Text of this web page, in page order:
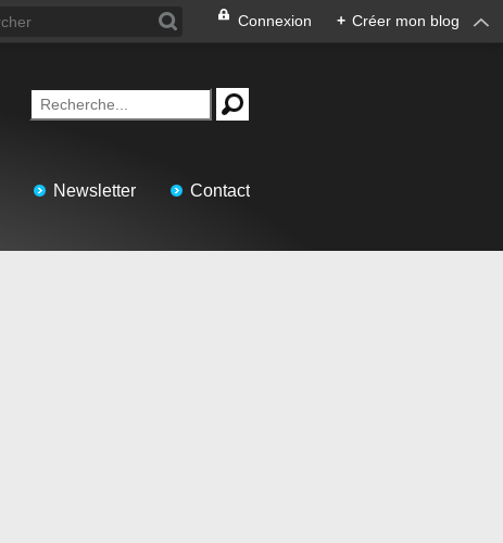
Connexion + Créer mon blog
Newsletter Contact